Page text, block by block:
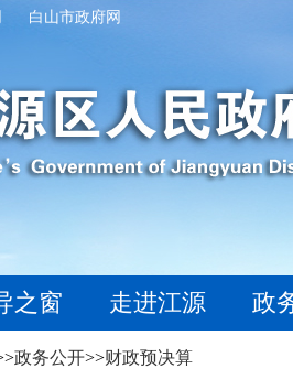
白山市政府网
之窗 走进江源 政
政务公开>>财政预决算